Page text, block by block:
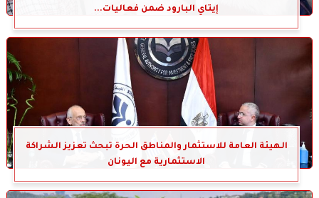
إيتاي البارود ضمن فعاليات...
الهيئة العامة للاستثمار والمناطق الحرة تبحث تعزيز الشراكة
الاستثمارية مع اليونان